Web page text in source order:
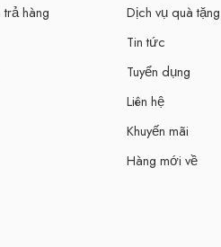
trả hàng
Dịch vụ quà tặng
Tin tức
Tuyển dụng
Liên hệ
Khuyến mãi
Hàng mới về